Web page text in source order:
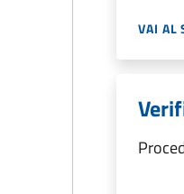
VAI AL